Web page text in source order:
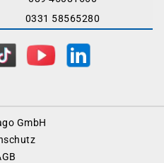
0331 58565280
GmbH